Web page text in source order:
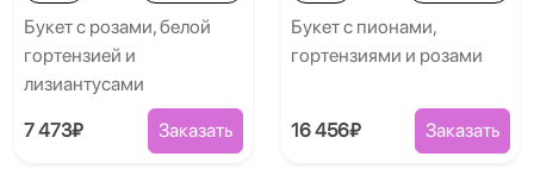
Букет с розами, белой
гортензией и
лизиантусами
7 473₽ Заказать
Букет с пионами,
гортензиями и розами
16 456₽ Заказать